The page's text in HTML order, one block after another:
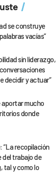
se construye
vacías”
sin liderazgo,
decidir y actuar”
aportar mucho
donde
“La recopilación
del trabajo de
tal y como lo